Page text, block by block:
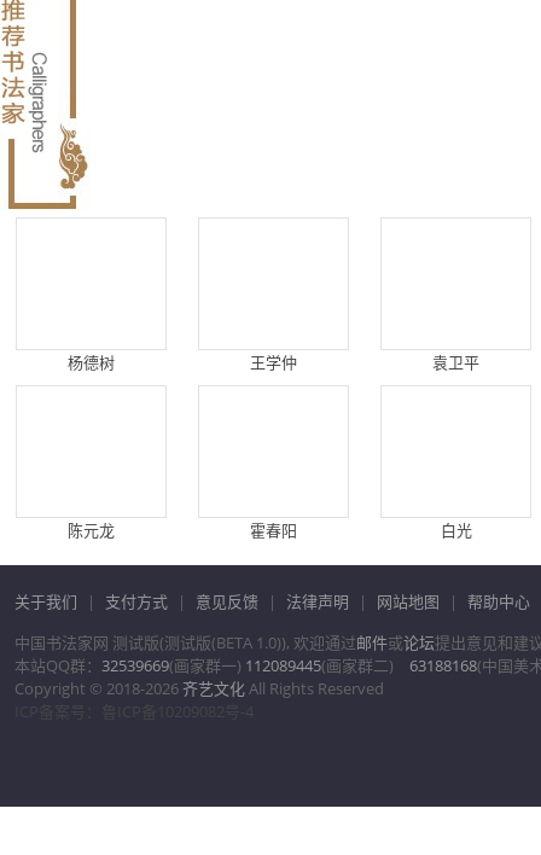
杨德树 王学仲 袁卫平
陈元龙 霍春阳 白光
关于我们 | 支付方式 | 意见反馈 | 法律声明 | 网站地图 | 帮助中心
中国书法家网 测试版(测试版(BETA 1.0)), 欢迎通过邮件或论坛提出意见和建
本站QQ群： 32539669(画家群一) 112089445(画家群二) 63188168(中国美
Copyright © 2018-2026 齐艺文化All Rights Reserved